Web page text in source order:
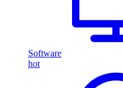
Software
hot